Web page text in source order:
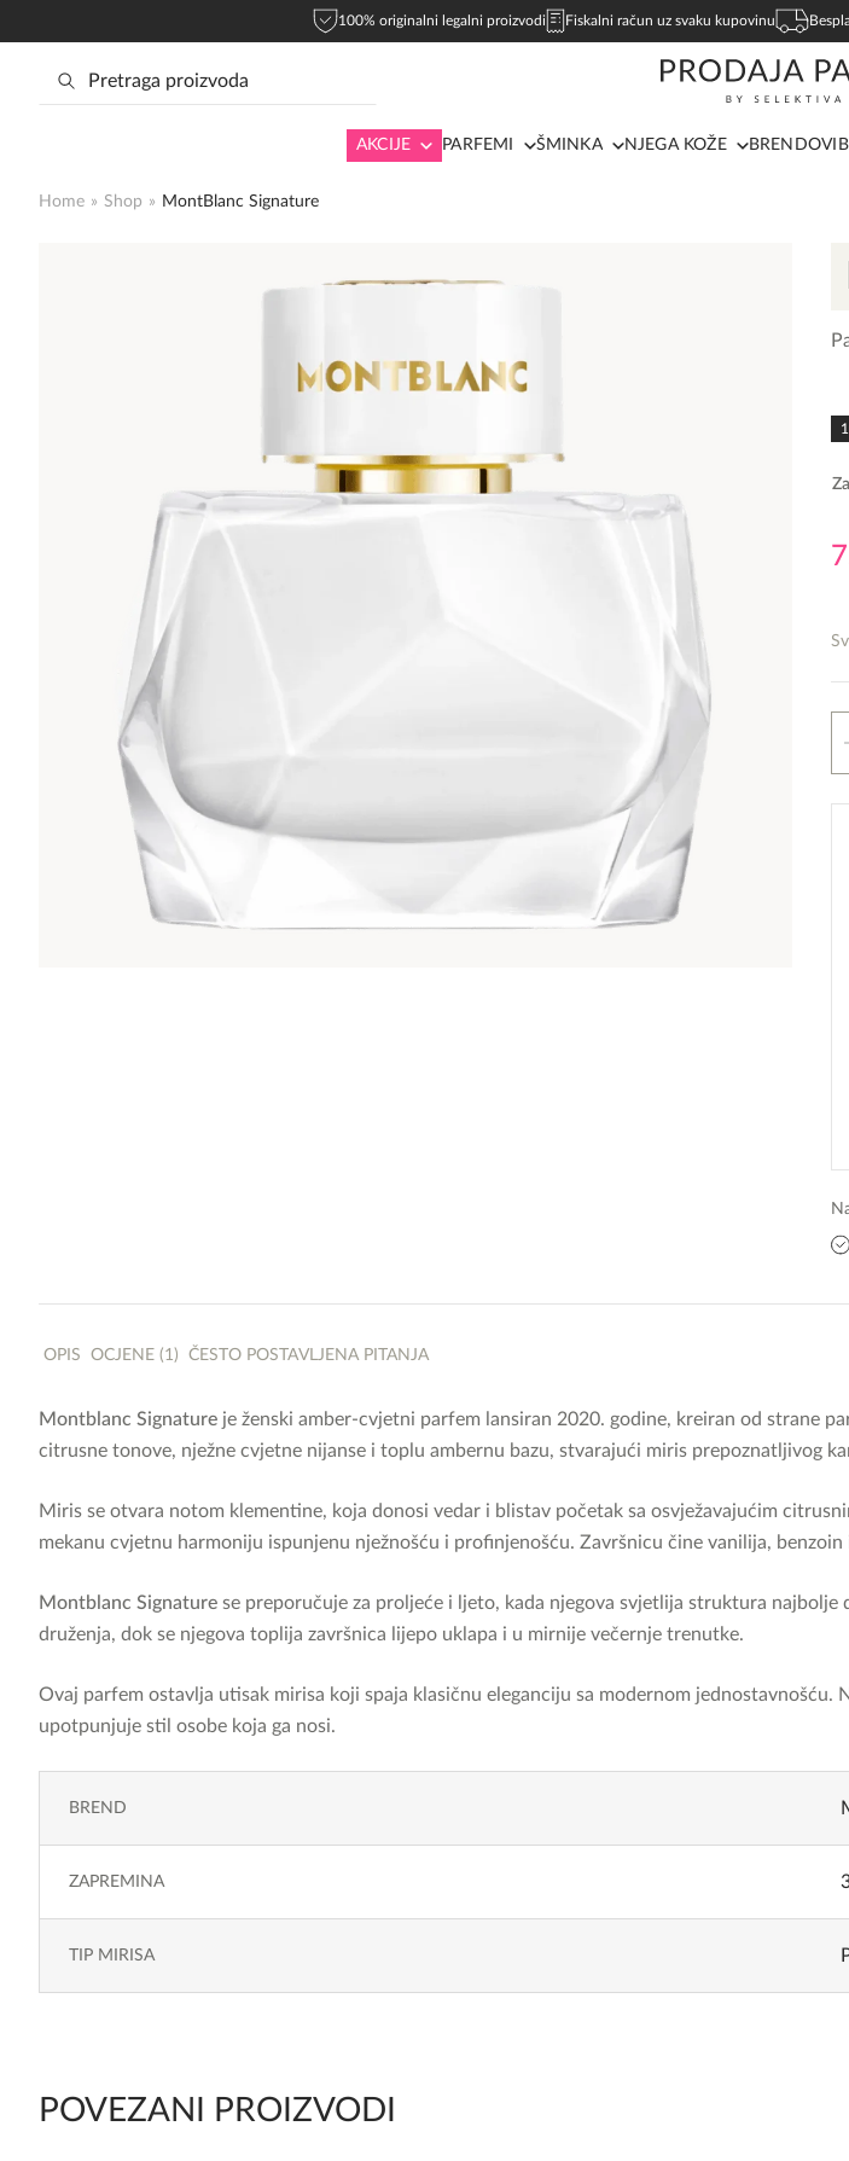
100% originalni legalni proizvodi Fiskalni račun uz svaku kupovinu
AKCIJE PARFEMI ŠMINKA NJEGA KOŽE BRENDOVI
Home » Shop » MontBlanc Signature
OPIS OCJENE (1) ČESTO POSTAVLJENA PITANJA
Montblanc Signature je ženski amber-cvjetni parfem lansiran 2020. godine, kreiran od strane
citrusne tonove, nježne cvjetne nijanse i toplu ambernu bazu, stvarajući miris prepoznatljivog
Miris se otvara notom klementine, koja donosi vedar i blistav početak sa osvježavajućim
mekanu cvjetnu harmoniju ispunjenu nježnošću i profinjenošću. Završnicu čine vanilija,
Montblanc Signature se preporučuje za proljeće i ljeto, kada njegova svjetlija struktura
druženja, dok se njegova toplija završnica lijepo uklapa i u mirnije večernje trenutke.
Ovaj parfem ostavlja utisak mirisa koji spaja klasičnu eleganciju sa modernom
upotpunjuje stil osobe koja ga nosi.
BREND
ZAPREMINA
TIP MIRISA
POVEZANI PROIZVODI